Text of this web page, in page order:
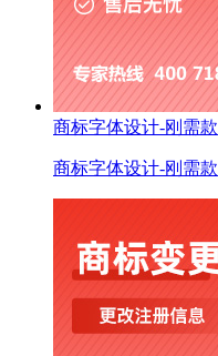
商标字体设计-刚需款
商标字体设计-刚需款